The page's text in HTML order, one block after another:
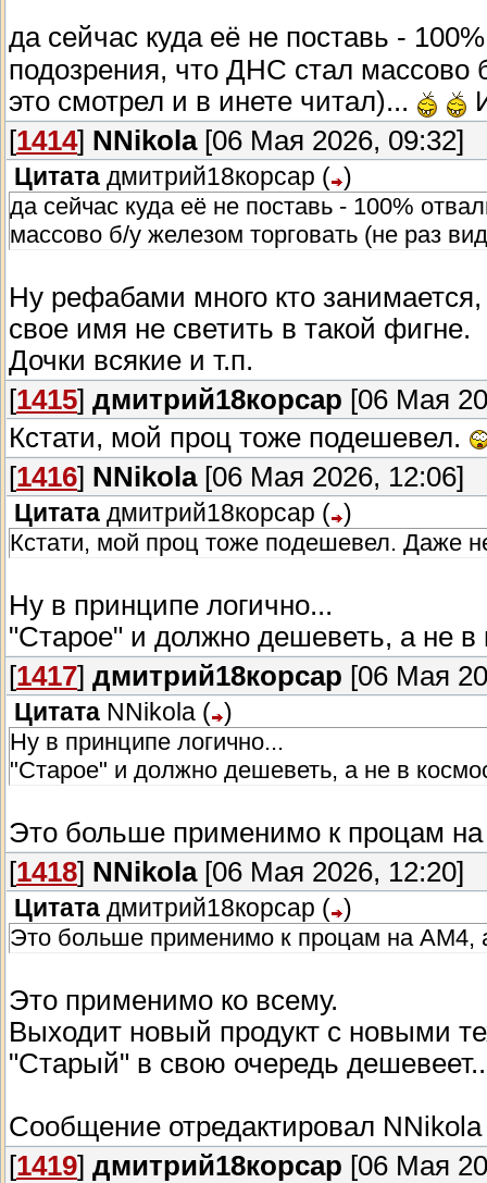
да сейчас куда её не поставь -
подозрения, что ДНС стал массово
это смотрел и в инете читал)...
[1414] NNikola[06 Мая 2026, 09:32]
Цитата дмитрий18корсар ( )
да сейчас куда её не поставь - 100%
массово б/у железом торговать (не раз
Ну рефабами много кто
свое имя не светить в такой фигне.
Дочки всякие и т.п.
[1415] дмитрий18корсар [06 Мая
Кстати, мой проц тоже подешевел.
[1416] NNikola[06 Мая 2026, 12:06]
Цитата дмитрий18корсар ( )
Кстати, мой проц тоже подешевел. Даже
Ну в принципе логично...
"Старое" и должно дешеветь, а не в
[1417] дмитрий18корсар [06 Мая
Цитата NNikola ( )
Ну в принципе логично...
"Старое" и должно дешеветь, а не в
Это больше применимо к процам
[1418] NNikola[06 Мая 2026, 12:20]
Цитата дмитрий18корсар ( )
Это больше применимо к процам на АМ4,
Это применимо ко всему.
Выходит новый продукт с новыми
"Старый" в свою очередь
Сообщение отредактировал NNikola
[1419] дмитрий18корсар [06 Мая